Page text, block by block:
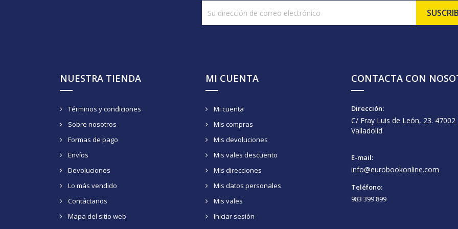
NUESTRA TIENDA
Términos y condiciones
Sobre nosotros
Formas de pago
Envíos
Devoluciones
Lo más vendido
Contáctanos
Mapa del sitio web
MI CUENTA
Mi cuenta
Mis compras
Mis devoluciones
Mis vales descuento
Mis direcciones
Mis datos personales
Mis vales
Iniciar sesión
CONTACTA CON
Dirección:
C/ Fray Luis de León, 23. 47002
Valladolid
E-mail:
info@eurobookonline.com
Teléfono:
983 399 899